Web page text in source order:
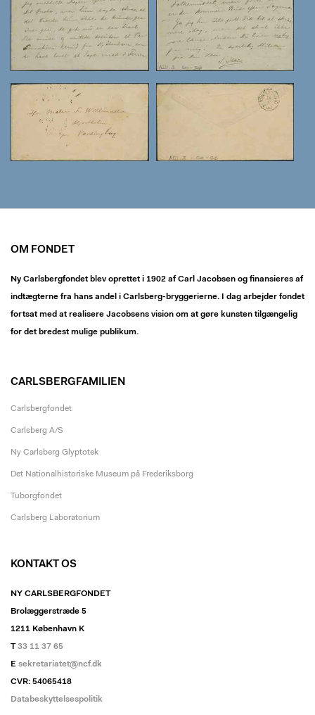
OM FONDET
Ny Carlsbergfondet blev oprettet i 1902 af Carl Jacobsen og finansieres af
indtægterne fra hans andel i Carlsberg-bryggerierne. I dag arbejder fondet
fortsat med at realisere Jacobsens vision om at gøre kunsten tilgængelig
for det bredest mulige publikum.
CARLSBERGFAMILIEN
Carlsbergfondet
Carlsberg A/S
Ny Carlsberg Glyptotek
Det Nationalhistoriske Museum på Frederiksborg
Tuborgfondet
Carlsberg Laboratorium
KONTAKT OS
NY CARLSBERGFONDET
Brolæggerstræde 5
1211 København K
T33 11 37 65
E sekretariatet@ncf.dk
CVR: 54065418
Databeskyttelsespolitik